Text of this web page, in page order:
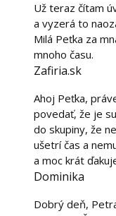
Už teraz čítam
a vyzerá to
Milá Peťka za
mnoho času.
Zafiria.sk
Ahoj Peťka,
povedať, že je
do skupiny, že
ušetrí čas a
a moc krát
Dominika
Dobrý deň,